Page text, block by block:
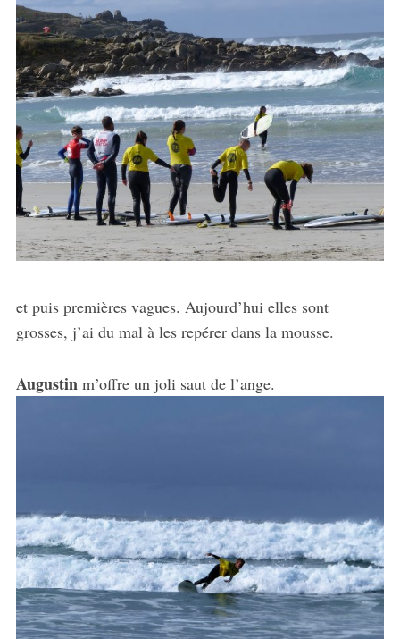
et puis premières vagues. Aujourd’hui elles sont
grosses, j’ai du mal à les repérer dans la mousse.
Augustinm’offre un joli saut de l’ange.